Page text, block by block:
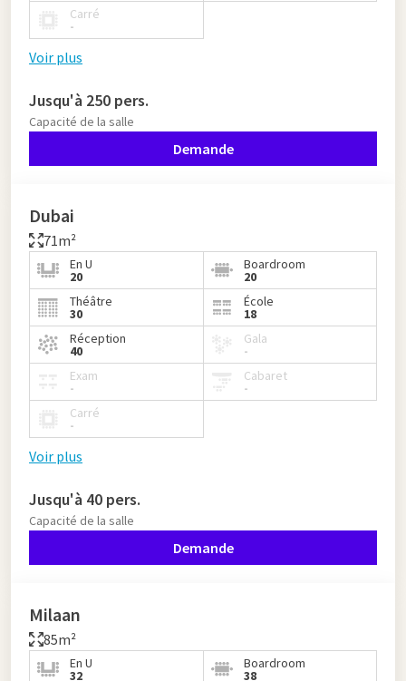
Carré
-
Voir plus
Jusqu'à 250 pers.
Capacité de la salle
Demande
Dubai
71m²
En U
20
Boardroom
20
Théâtre
30
École
18
Réception
40
Gala
-
Exam
-
Cabaret
-
Carré
-
Voir plus
Jusqu'à 40 pers.
Capacité de la salle
Demande
Milaan
85m²
En U
32
Boardroom
38